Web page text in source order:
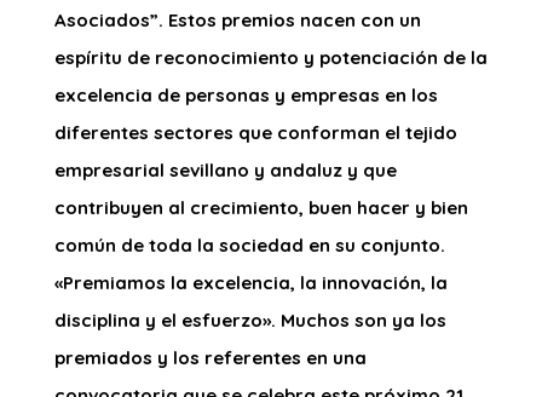
Asociados”. Estos premios nacen con un
espíritu de reconocimiento y potenciación de la
excelencia de personas y empresas en los
diferentes sectores que conforman el tejido
empresarial sevillano y andaluz y que
contribuyen al crecimiento, buen hacer y bien
común de toda la sociedad en su conjunto.
«Premiamos la excelencia, la innovación, la
disciplina y el esfuerzo». Muchos son ya los
premiados y los referentes en una